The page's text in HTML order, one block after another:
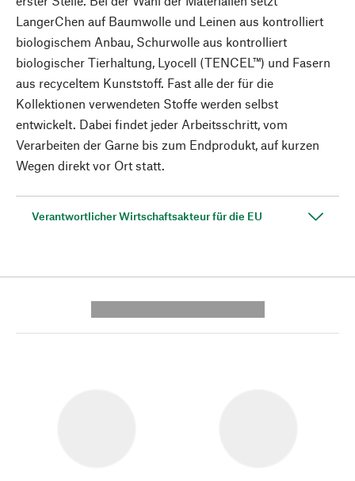
LangerChen auf Baumwolle und Leinen aus kontrolliert
biologischem Anbau, Schurwolle aus kontrolliert
biologischer Tierhaltung, Lyocell (TENCEL™) und Fasern
aus recyceltem Kunststoff. Fast alle der für die
Kollektionen verwendeten Stoffe werden selbst
entwickelt. Dabei findet jeder Arbeitsschritt, vom
Verarbeiten der Garne bis zum Endprodukt, auf kurzen
Wegen direkt vor Ort statt.
Verantwortlicher Wirtschaftsakteur für die EU